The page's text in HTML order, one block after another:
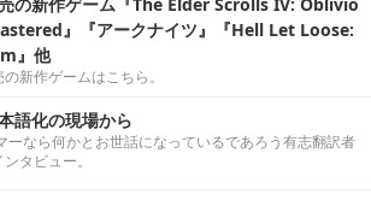
』『アークナイツ』『Hell Let Loose:
』他
新作ゲームはこちら。
語化の現場から
ーなら何かとお世話になっているであろう有志翻訳者
タビュー。